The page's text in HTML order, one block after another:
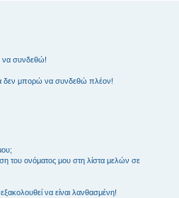
να συνδεθώ!
δεν μπορώ να συνδεθώ πλέον!
του ονόματος μου στη λίστα μελών σε
να είναι λανθασμένη!